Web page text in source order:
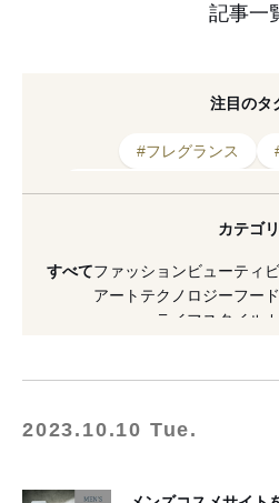
記事一
注目のタ
#フレグランス
#クレ
#メンズコスメ
#メ
カテゴリ
すべてファッションビューティ
アート テクノロジーフード
ライフスタイル
2023.10.10 Tue.